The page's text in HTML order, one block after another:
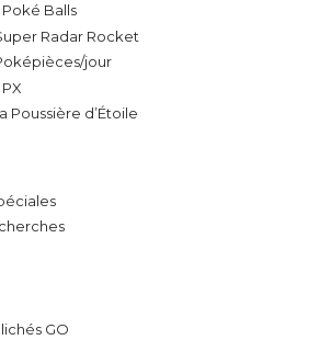
Balls
Radar Rocket
jour
Poussière d’Étoile
GO